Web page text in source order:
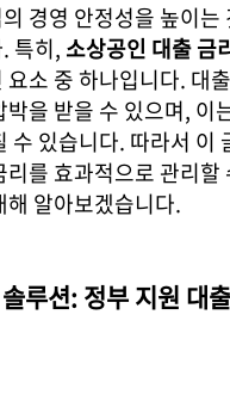
경영 안정성을 높이는
특히, 소상공인 대출 금
요소 중 하나입니다. 대
박을 받을 수 있으며, 이
수 있습니다. 따라서 이
리를 효과적으로 관리할
해 알아보겠습니다.
루션: 정부 지원 대